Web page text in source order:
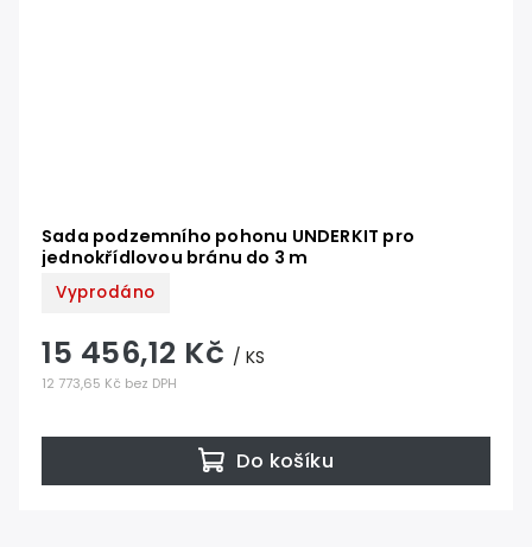
Sada podzemního pohonu UNDERKIT pro
jednokřídlovou bránu do 3 m
Vyprodáno
12 773,65 Kč bez DPH
15 456,12 Kč / KS
Do košíku